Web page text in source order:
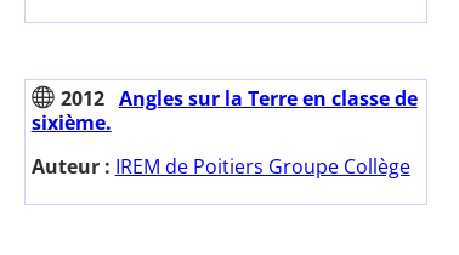
2012 Angles sur la Terre en classe de
sixième.
Auteur : IREM de Poitiers Groupe Collège